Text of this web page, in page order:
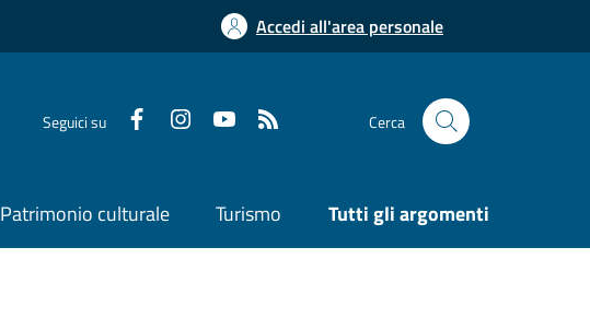
Accedi all'area personale
Seguici su Cerca
Patrimonio culturale Turismo Tutti gli argomenti